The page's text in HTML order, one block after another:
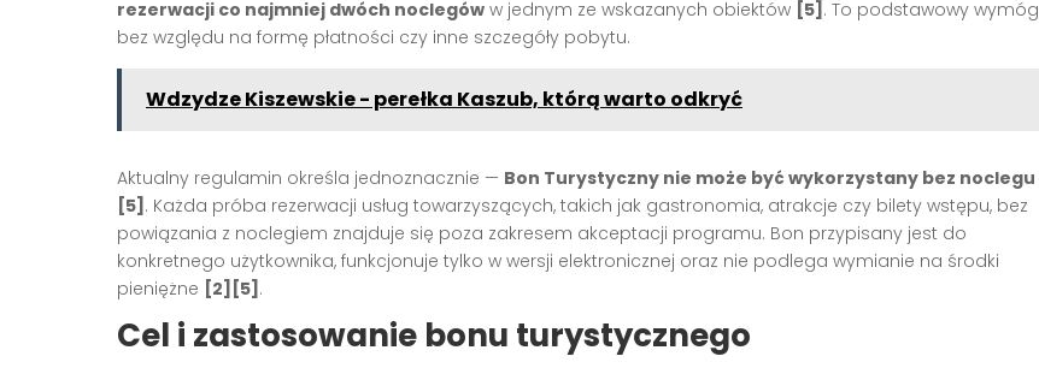
rezerwacji co najmniej dwóch noclegów w jednym ze wskazanych obiektów [5] . To podstawowy wymóg
bez względu na formę płatności czy inne szczegóły pobytu.
Wdzydze Kiszewskie - perełka Kaszub, którą warto odkryć
Aktualny regulamin określa jednoznacznie — Bon Turystyczny nie może być wykorzystany bez noclegu
[5] . Każda próba rezerwacji usług towarzyszących, takich jak gastronomia, atrakcje czy bilety wstępu, bez
powiązania z noclegiem znajduje się poza zakresem akceptacji programu. Bon przypisany jest do
konkretnego użytkownika, funkcjonuje tylko w wersji elektronicznej oraz nie podlega wymianie na środki
pieniężne [2][5] .
Cel i zastosowanie bonu turystycznego